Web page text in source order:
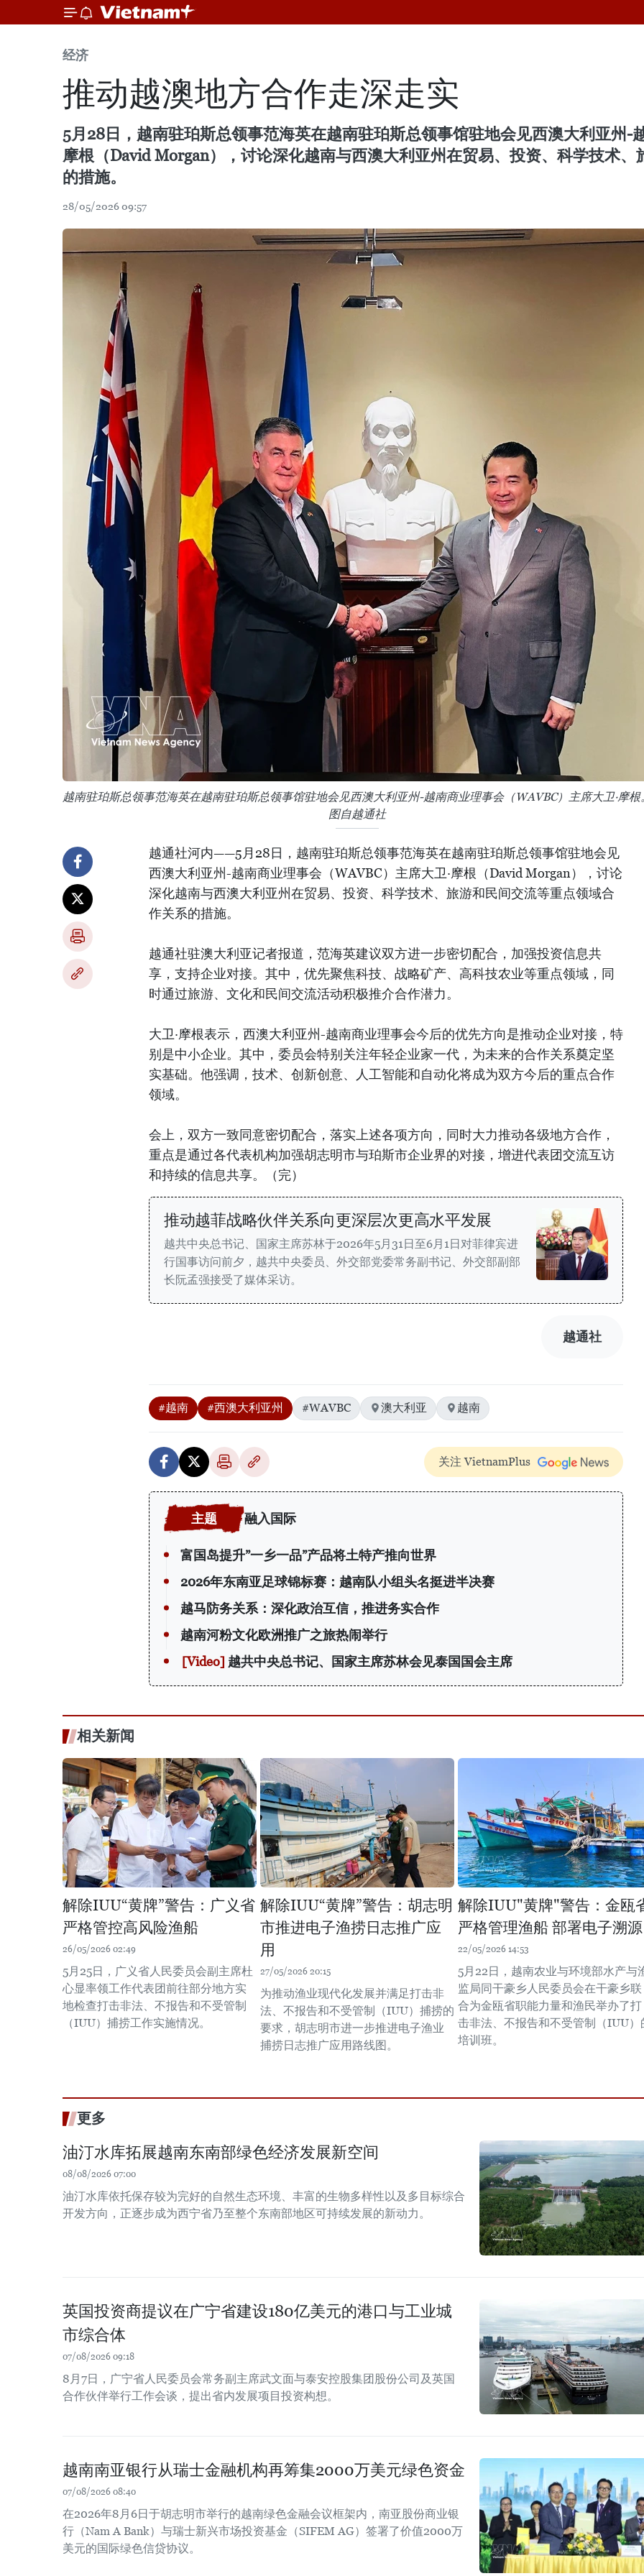
经济
推动越澳地方合作走深走实
5月28日，越南驻珀斯总领事范海英在越南驻珀斯总领事馆驻地会见西澳大利亚州-
摩根（David Morgan），讨论深化越南与西澳大利亚州在贸易、投资、科学技术
的措施。
28/05/2026 09:57
越南驻珀斯总领事范海英在越南驻珀斯总领事馆驻地会见西澳大利亚州-越南商业理事会（WAVBC）主席大卫·摩根
图自越通社
越通社河内——5月28日，越南驻珀斯总领事范海英在越南驻珀斯总领事馆驻地会见
西澳大利亚州-越南商业理事会（WAVBC）主席大卫·摩根（David Morgan），讨论
深化越南与西澳大利亚州在贸易、投资、科学技术、旅游和民间交流等重点领域合
作关系的措施。
越通社驻澳大利亚记者报道，范海英建议双方进一步密切配合，加强投资信息共
享，支持企业对接。其中，优先聚焦科技、战略矿产、高科技农业等重点领域，同
时通过旅游、文化和民间交流活动积极推介合作潜力。
大卫·摩根表示，西澳大利亚州-越南商业理事会今后的优先方向是推动企业对接，特
别是中小企业。其中，委员会特别关注年轻企业家一代，为未来的合作关系奠定坚
实基础。他强调，技术、创新创意、人工智能和自动化将成为双方今后的重点合作
领域。
会上，双方一致同意密切配合，落实上述各项方向，同时大力推动各级地方合作，
重点是通过各代表机构加强胡志明市与珀斯市企业界的对接，增进代表团交流互访
和持续的信息共享。（完）
推动越菲战略伙伴关系向更深层次更高水平发展
越共中央总书记、国家主席苏林于2026年5月31日至6月1日对菲律宾进
行国事访问前夕，越共中央委员、外交部党委常务副书记、外交部副部
长阮孟强接受了媒体采访。
越通社
#越南 #西澳大利亚州 #WAVBC 澳大利亚 越南
关注 VietnamPlus
融入国际
富国岛提升”一乡一品”产品将土特产推向世界
2026年东南亚足球锦标赛：越南队小组头名挺进半决赛
越马防务关系：深化政治互信，推进务实合作
越南河粉文化欧洲推广之旅热闹举行
越共中央总书记、国家主席苏林会见泰国国会主席
相关新闻
解除IUU“黄牌”警告：广义省
严格管控高风险渔船
26/05/2026 02:49
5月25日，广义省人民委员会副主席杜
心显率领工作代表团前往部分地方实
地检查打击非法、不报告和不受管制
（IUU）捕捞工作实施情况。
解除IUU“黄牌”警告：胡志明
市推进电子渔捞日志推广应
用
27/05/2026 20:15
为推动渔业现代化发展并满足打击非
法、不报告和不受管制（IUU）捕捞的
要求，胡志明市进一步推进电子渔业
捕捞日志推广应用路线图。
解除IUU"黄牌"警告：金瓯
严格管理渔船 部署电子溯源
22/05/2026 14:53
5月22日，越南农业与环境部水产与
监局同干豪乡人民委员会在干豪乡联
合为金瓯省职能力量和渔民举办了打
击非法、不报告和不受管制（IUU）
培训班。
更多
油汀水库拓展越南东南部绿色经济发展新空间
08/08/2026 07:00
油汀水库依托保存较为完好的自然生态环境、丰富的生物多样性以及多目标综合
开发方向，正逐步成为西宁省乃至整个东南部地区可持续发展的新动力。
英国投资商提议在广宁省建设180亿美元的港口与工业城
市综合体
07/08/2026 09:18
8月7日，广宁省人民委员会常务副主席武文面与泰安控股集团股份公司及英国
合作伙伴举行工作会谈，提出省内发展项目投资构想。
越南南亚银行从瑞士金融机构再筹集2000万美元绿色资金
07/08/2026 08:40
在2026年8月6日于胡志明市举行的越南绿色金融会议框架内，南亚股份商业银
行（Nam A Bank）与瑞士新兴市场投资基金（SIFEM AG）签署了价值2000万
美元的国际绿色信贷协议。